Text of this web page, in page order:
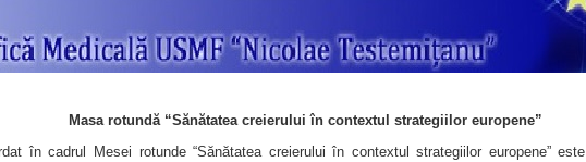
Masa rotundă “Sănătatea creierului în contextul strategiilor europene”
în cadrul Mesei rotunde “Sănătatea creierului în contextul strategiilor europene”